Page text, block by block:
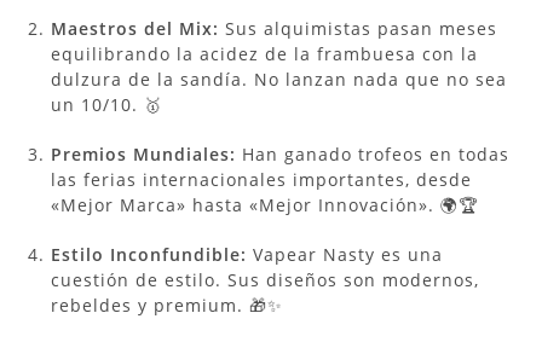
Maestros del Mix: Sus alquimistas pasan meses
equilibrando la acidez de la frambuesa con la
dulzura de la sandía. No lanzan nada que no sea
un 10/10. 🥇
Premios Mundiales: Han ganado trofeos en todas
las ferias internacionales importantes, desde
«Mejor Marca» hasta «Mejor Innovación». 🌍🏆
Estilo Inconfundible: Vapear Nasty es una
cuestión de estilo. Sus diseños son modernos,
rebeldes y premium. 🎁✨